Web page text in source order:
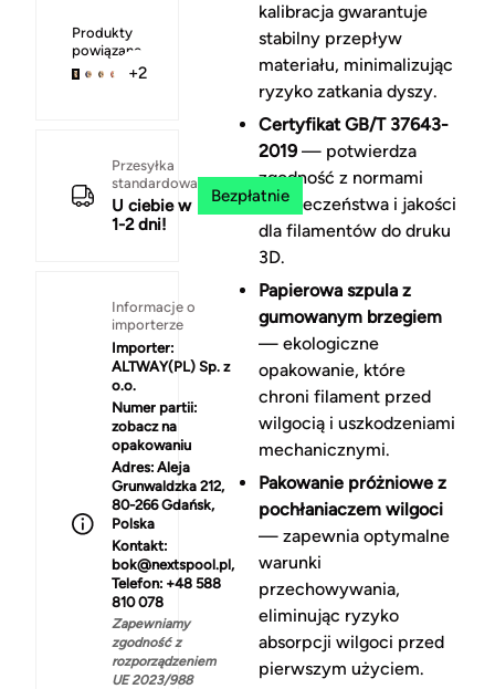
Produkty
powiązane
+2
Przesyłka
standardowa
U ciebie w
1-2 dni!
Bezpłatnie
Informacje o
importerze
Importer:
ALTWAY(PL) Sp. z
o.o.
Numer partii:
zobacz na
opakowaniu
Adres: Aleja
Grunwaldzka 212,
80-266 Gdańsk,
Polska
Kontakt:
bok@nextspool.pl,
Telefon: +48 588
810 078
Zapewniamy
zgodność z
rozporządzeniem
UE 2023/988
kalibracja gwarantuje
stabilny przepływ
materiału, minimalizując
ryzyko zatkania dyszy.
Certyfikat GB/T 37643-
2019— potwierdza
zgodność z normami
bezpieczeństwa i jakości
dla filamentów do druku
3D.
Papierowa szpula z
gumowanym brzegiem
— ekologiczne
opakowanie, które
chroni filament przed
wilgocią i uszkodzeniami
mechanicznymi.
Pakowanie próżniowe z
pochłaniaczem wilgoci
— zapewnia optymalne
warunki
przechowywania,
eliminując ryzyko
absorpcji wilgoci przed
pierwszym użyciem.